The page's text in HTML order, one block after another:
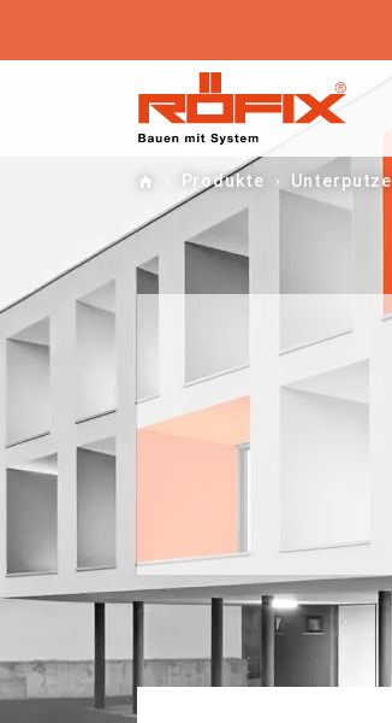
HomeProdukte Unterputze